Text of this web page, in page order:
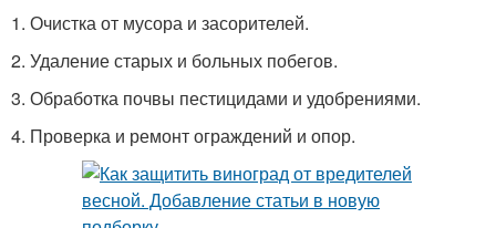
1. Очистка от мусора и засорителей.
2. Удаление старых и больных побегов.
3. Обработка почвы пестицидами и удобрениями.
4. Проверка и ремонт ограждений и опор.